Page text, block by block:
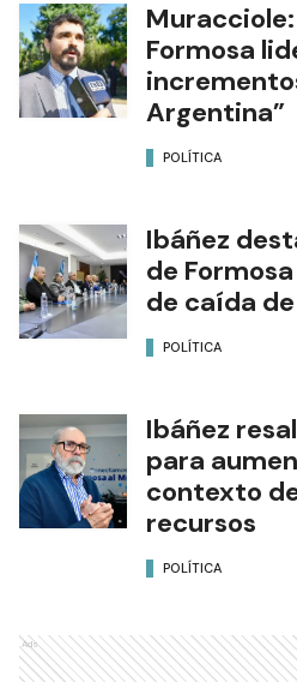
Formosa
Argentina”
POLÍTICA
Ibáñez
de
de caída
POLÍTICA
Ibáñez
para
contexto
recursos
POLÍTICA
Ads